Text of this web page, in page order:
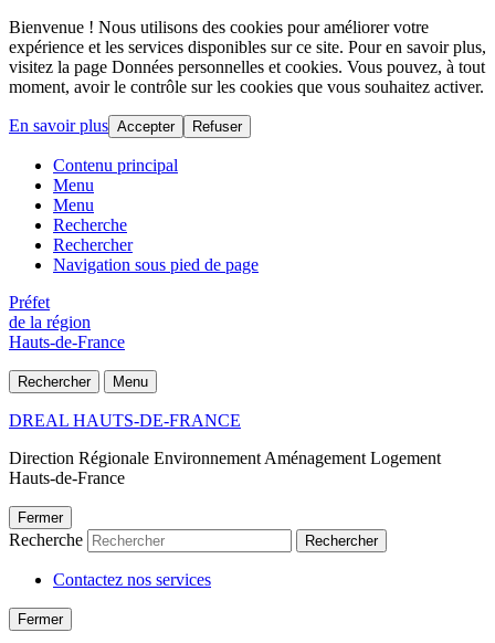
Bienvenue ! Nous utilisons des cookies pour améliorer votre
expérience et les services disponibles sur ce site. Pour en savoir plus,
visitez la page Données personnelles et cookies. Vous pouvez, à tout
moment, avoir le contrôle sur les cookies que vous souhaitez activer.
En savoir plus Accepter Refuser
Contenu principal
Menu
Menu
Recherche
Rechercher
Navigation sous pied de page
Préfet
de la région
Hauts-de-France
Rechercher Menu
DREAL HAUTS-DE-FRANCE
Direction Régionale Environnement Aménagement Logement
Hauts-de-France
Fermer
Recherche Rechercher
Contactez nos services
Fermer